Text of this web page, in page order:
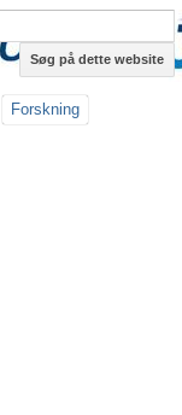
Søg på dette website
Forskning